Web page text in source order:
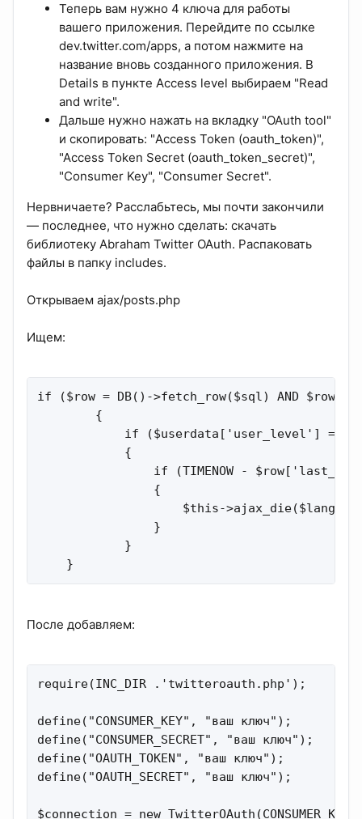
Теперь вам нужно 4 ключа для работы
вашего приложения. Перейдите по ссылке
dev.twitter.com/apps, а потом нажмите на
название вновь созданного приложения. В
Details в пункте Access level выбираем "Read
and write".
Дальше нужно нажать на вкладку "OAuth tool"
и скопировать: "Access Token (oauth_token)",
"Access Token Secret (oauth_token_secret)",
"Consumer Key", "Consumer Secret".
Нервничаете? Расслабьтесь, мы почти закончили
— последнее, что нужно сделать: скачать
библиотеку Abraham Twitter OAuth. Распаковать
файлы в папку includes.
Открываем ajax/posts.php
Ищем:
if ($row = DB()->fetch_row($sql) AND
        {
if ($userdata['user_level'] ==
            {
if (TIMENOW -
                {
$this-
                }
            }
    }
После добавляем:
require(INC_DIR .'twitteroauth.php');
define("CONSUMER_KEY", "ваш ключ");
define("CONSUMER_SECRET", "ваш ключ");
define("OAUTH_TOKEN", "ваш ключ");
define("OAUTH_SECRET", "ваш ключ");
$connection = new TwitterOAuth(CONSUMER_KEY,